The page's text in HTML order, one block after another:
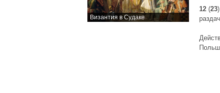
Византия в Судаке
12 (23